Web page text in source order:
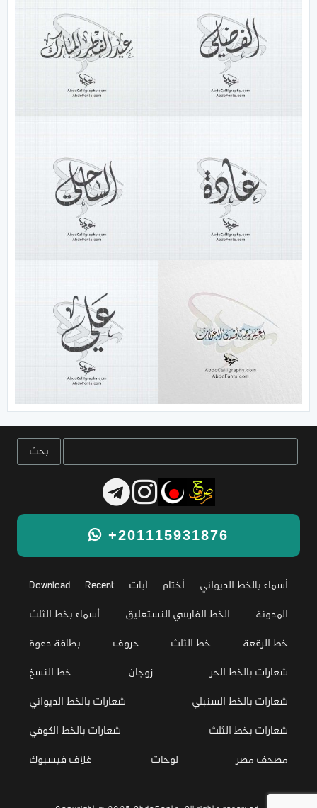
+201115931876
Download Recent آيات أختام أسماء بالخط الديواني
أسماء بخط الثلث الخط الفارسي النستعليق المدونة
بطاقة دعوة حروف خط الثلث خط الرقعة
خط النسخ زوجان شعارات بالخط الحر
شعارات بالخط الديواني شعارات بالخط السنبلي
شعارات بالخط الكوفي شعارات بخط الثلث
غلاف فيسبوك لوحات مصحف مصر